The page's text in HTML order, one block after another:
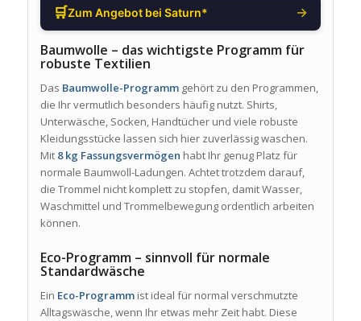
🛒Zum Angebot bei Saturn* →
Baumwolle – das wichtigste Programm für
robuste Textilien
Das Baumwolle-Programmgehört zu den Programmen,
die Ihr vermutlich besonders häufig nutzt. Shirts,
Unterwäsche, Socken, Handtücher und viele robuste
Kleidungsstücke lassen sich hier zuverlässig waschen.
Mit 8 kg Fassungsvermögen habt Ihr genug Platz für
normale Baumwoll-Ladungen. Achtet trotzdem darauf,
die Trommel nicht komplett zu stopfen, damit Wasser,
Waschmittel und Trommelbewegung ordentlich arbeiten
können.
Eco-Programm – sinnvoll für normale
Standardwäsche
Ein Eco-Programmist ideal für normal verschmutzte
Alltagswäsche, wenn Ihr etwas mehr Zeit habt. Diese